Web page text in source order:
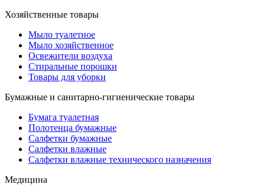
Хозяйственные товары
Мыло туалетное
Мыло хозяйственное
Освежители воздуха
Стиральные порошки
Товары для уборки
Бумажные и санитарно-гигиенические товары
Бумага туалетная
Полотенца бумажные
Салфетки бумажные
Салфетки влажные
Салфетки влажные технического назначения
Медицина